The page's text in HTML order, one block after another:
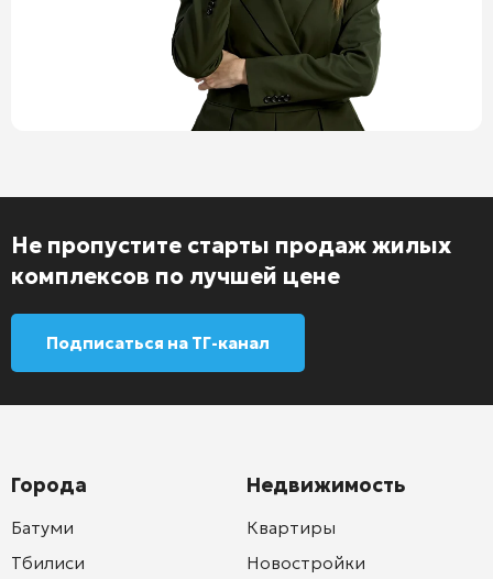
Не пропустите старты продаж жилых
комплексов по лучшей цене
Подписаться на ТГ-канал
Города
Батуми
Тбилиси
Недвижимость
Квартиры
Новостройки